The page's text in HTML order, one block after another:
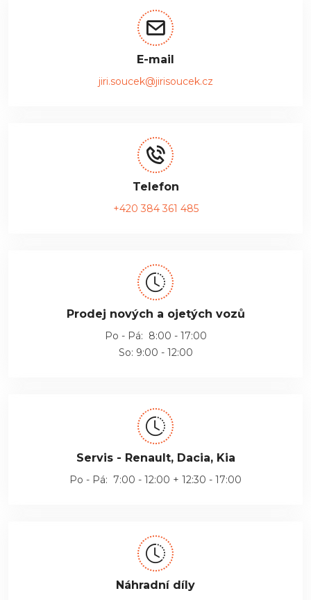
E-mail
jiri.soucek@jirisoucek.cz
Telefon
+420 384 361 485
Prodej nových a ojetých vozů
Po - Pá: 8:00 - 17:00
So: 9:00 - 12:00
Servis - Renault, Dacia, Kia
Po - Pá: 7:00 - 12:00 + 12:30 - 17:00
Náhradní díly